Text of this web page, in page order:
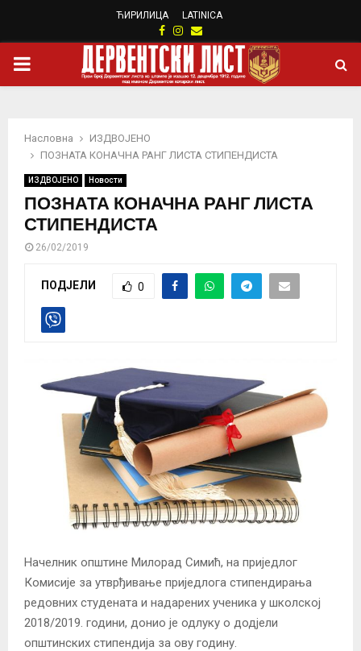
ЋИРИЛИЦА LATINICA
Facebook
Instagram
Email
PRIMARY
Насловна
ИЗДВОЈЕНО
ПОЗНАТА КОНАЧНА РАНГ ЛИСТА СТИПЕНДИСТА
ИЗДВОЈЕНО Новости
ПОЗНАТА КОНАЧНА РАНГ ЛИСТА
СТИПЕНДИСТА
26/02/2019
ПОДЈЕЛИ 0
Начелник општине Милорад Симић, на приједлог
Комисије за утврђивање приједлога стипендирања
редовних студената и надарених ученика у школској
2018/2019. години, донио је одлуку о додјели
општинских стипендија за ову годину.